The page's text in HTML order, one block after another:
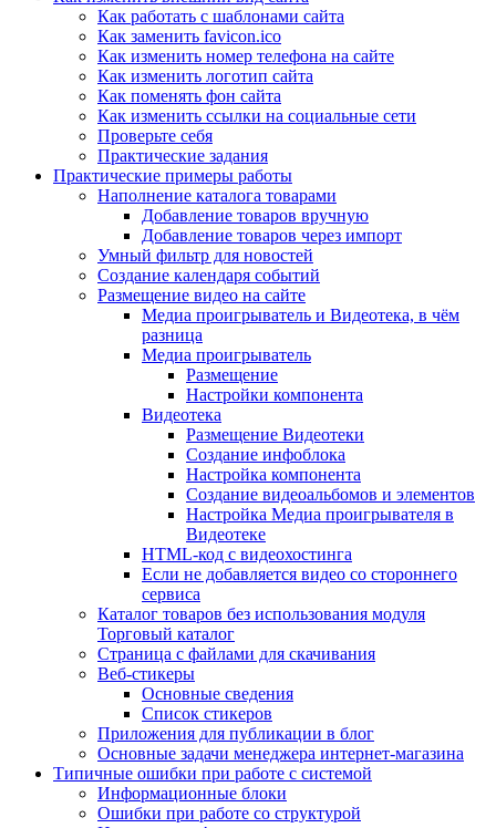
Как работать с шаблонами сайта
Как заменить favicon.ico
Как изменить номер телефона на сайте
Как изменить логотип сайта
Как поменять фон сайта
Как изменить ссылки на социальные сети
Проверьте себя
Практические задания
Практические примеры работы
Наполнение каталога товарами
Добавление товаров вручную
Добавление товаров через импорт
Умный фильтр для новостей
Создание календаря событий
Размещение видео на сайте
Медиа проигрыватель и Видеотека, в чём
разница
Медиа проигрыватель
Размещение
Настройки компонента
Видеотека
Размещение Видеотеки
Создание инфоблока
Настройка компонента
Создание видеоальбомов и элементов
Настройка Медиа проигрывателя в
Видеотеке
HTML-код с видеохостинга
Если не добавляется видео со стороннего
сервиса
Каталог товаров без использования модуля
Торговый каталог
Страница с файлами для скачивания
Веб-стикеры
Основные сведения
Список стикеров
Приложения для публикации в блог
Основные задачи менеджера интернет-магазина
Типичные ошибки при работе с системой
Информационные блоки
Ошибки при работе со структурой